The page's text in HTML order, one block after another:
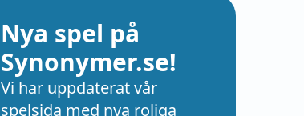
Nya spel på
Synonymer.se!
Vi har uppdaterat vår
spelsida med nya roliga